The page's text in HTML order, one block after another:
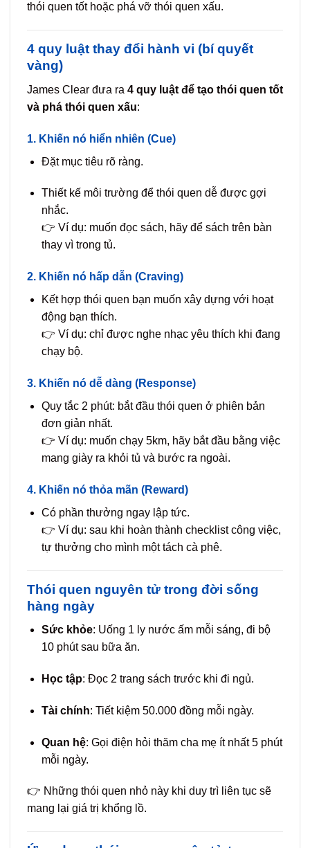
thói quen tốt hoặc phá vỡ thói quen xấu.
4 quy luật thay đổi hành vi (bí quyết
vàng)
James Clear đưa ra 4 quy luật để tạo thói quen tốt
và phá thói quen xấu:
1. Khiến nó hiển nhiên (Cue)
Đặt mục tiêu rõ ràng.
Thiết kế môi trường để thói quen dễ được gợi
nhắc.
👉 Ví dụ: muốn đọc sách, hãy để sách trên bàn
thay vì trong tủ.
2. Khiến nó hấp dẫn (Craving)
Kết hợp thói quen bạn muốn xây dựng với hoạt
động bạn thích.
👉 Ví dụ: chỉ được nghe nhạc yêu thích khi đang
chạy bộ.
3. Khiến nó dễ dàng (Response)
Quy tắc 2 phút: bắt đầu thói quen ở phiên bản
đơn giản nhất.
👉 Ví dụ: muốn chạy 5km, hãy bắt đầu bằng việc
mang giày ra khỏi tủ và bước ra ngoài.
4. Khiến nó thỏa mãn (Reward)
Có phần thưởng ngay lập tức.
👉 Ví dụ: sau khi hoàn thành checklist công việc,
tự thưởng cho mình một tách cà phê.
Thói quen nguyên tử trong đời sống
hàng ngày
Sức khỏe: Uống 1 ly nước ấm mỗi sáng, đi bộ
10 phút sau bữa ăn.
Học tập: Đọc 2 trang sách trước khi đi ngủ.
Tài chính: Tiết kiệm 50.000 đồng mỗi ngày.
Quan hệ: Gọi điện hỏi thăm cha mẹ ít nhất 5 phút
mỗi ngày.
👉 Những thói quen nhỏ này khi duy trì liên tục sẽ
mang lại giá trị khổng lồ.